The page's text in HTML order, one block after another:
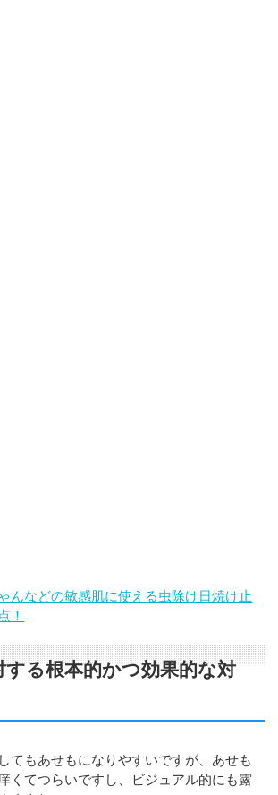
んなどの敏感肌に使える虫除け日焼け止
！
する根本的かつ効果的な対
てもあせもになりやすいですが、あせも
くてつらいですし、ビジュアル的にも露